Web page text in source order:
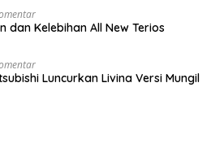
dan Kelebihan All New Terios
Luncurkan Livina Versi Mungil